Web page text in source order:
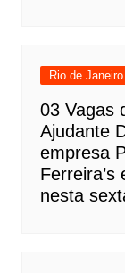
Rio de
03 Vagas
Ajudante
empresa
nesta